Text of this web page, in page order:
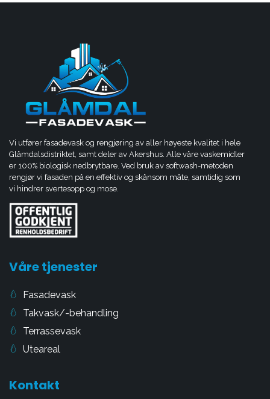
Glåmdal Fasadevask
Softwash av fasade
Vi utfører fasadevask og rengjøring av aller høyeste kvalitet i hele
Glåmdalsdistriktet, samt deler av Akershus. Alle våre vaskemidler
er 100% biologisk nedbrytbare. Ved bruk av softwash-metoden
rengjør vi fasaden på en effektiv og skånsom måte, samtidig som
vi hindrer svertesopp og mose.
Våre tjenester
Fasadevask
Takvask/-behandling
Terrassevask
Uteareal
Kontakt